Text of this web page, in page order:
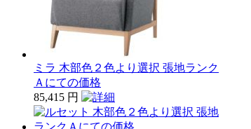
ミラ 木部色２色より選択 張地ランク
Ａにての価格
85,415 円